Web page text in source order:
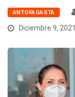
ANTOFAGASTA
Diciembre 9, 2021